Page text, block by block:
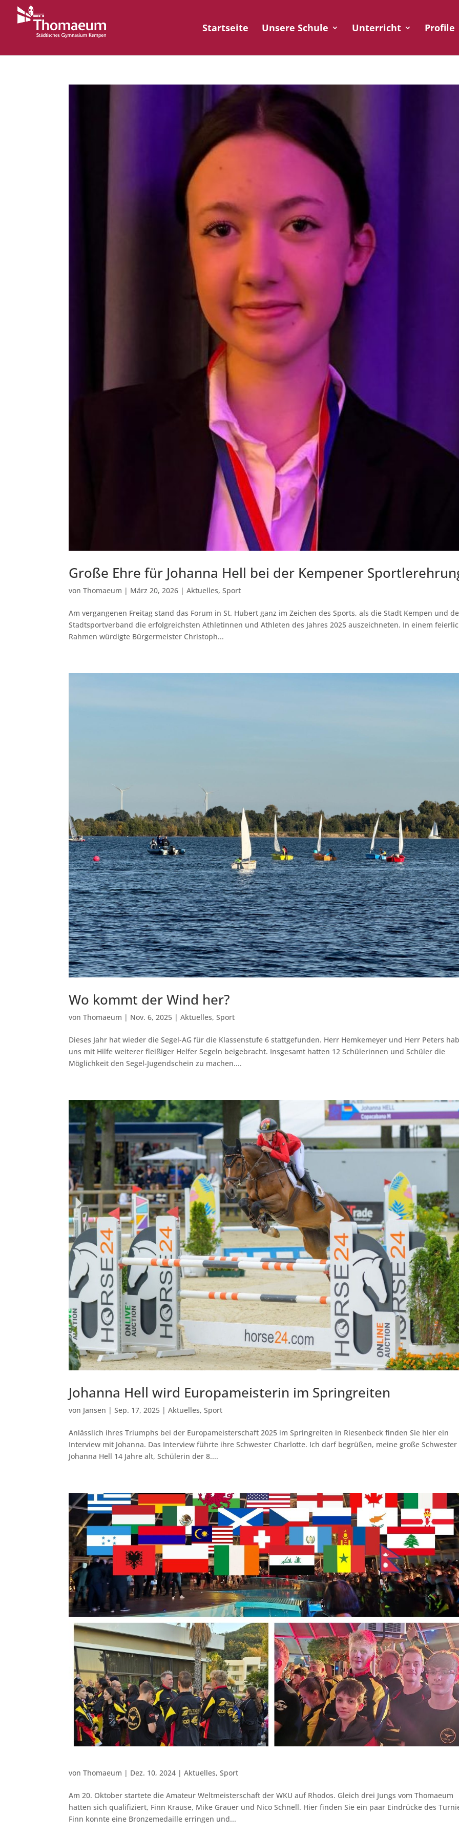
Startseite Unsere Schule Unterricht Profile
Große Ehre für Johanna Hell bei der Kempener
vonThomaeum | März 20, 2026 |Aktuelles,Sport
Am vergangenen Freitag stand das Forum in St. Hubert ganz im Zeichen des Sports, als die Stadt Kempen und
Stadtsportverband die erfolgreichsten Athletinnen und Athleten des Jahres 2025 auszeichneten. In einem
Rahmen würdigte Bürgermeister Christoph...
Wo kommt der Wind her?
vonThomaeum | Nov. 6, 2025 |Aktuelles,Sport
Dieses Jahr hat wieder die Segel-AG für die Klassenstufe 6 stattgefunden. Herr Hemkemeyer und Herr Peters
uns mit Hilfe weiterer fleißiger Helfer Segeln beigebracht. Insgesamt hatten 12 Schülerinnen und Schüler die
Möglichkeit den Segel-Jugendschein zu machen....
Johanna Hell wird Europameisterin im Springreiten
von Jansen |Sep. 17, 2025 |Aktuelles,Sport
Anlässlich ihres Triumphs bei der Europameisterschaft 2025 im Springreiten in Riesenbeck finden Sie hier ein
Interview mit Johanna. Das Interview führte ihre Schwester Charlotte. Ich darf begrüßen, meine große Schwester
Johanna Hell 14 Jahre alt, Schülerin der 8....
vonThomaeum | Dez. 10, 2024 |Aktuelles,Sport
Am 20. Oktober startete die Amateur Weltmeisterschaft der WKU auf Rhodos. Gleich drei Jungs vom Thomaeum
hatten sich qualifiziert, Finn Krause, Mike Grauer und Nico Schnell. Hier finden Sie ein paar Eindrücke des
Finn konnte eine Bronzemedaille erringen und...